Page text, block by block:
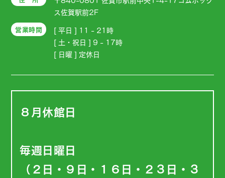
ス佐賀駅前2F
営業時間
[ 平日 ] 11 - 21時
[ 土・祝日 ] 9 - 17時
[ 日曜 ] 定休日
８月休館日
毎週日曜日
（２日・９日・１６日・２３日・３